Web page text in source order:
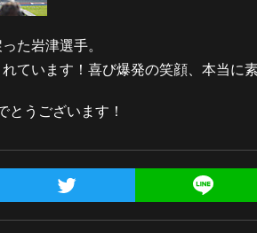
た岩津選手。
ています！喜び爆発の笑顔、本当に
とうございます！